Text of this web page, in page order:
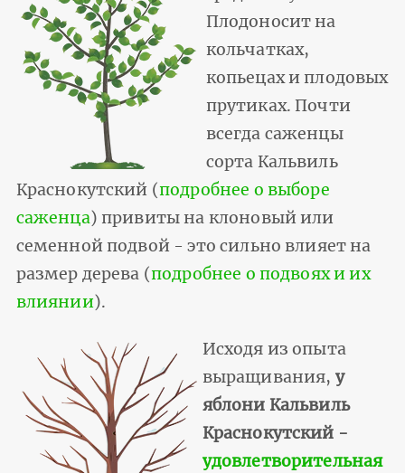
Плодоносит на
кольчатках,
копьецах и плодовых
прутиках. Почти
всегда саженцы
сорта Кальвиль
Краснокутский (подробнее о выборе
саженца) привиты на клоновый или
семенной подвой - это сильно влияет на
размер дерева (подробнее о подвоях и их
влиянии).
Исходя из опыта
выращивания, у
яблони Кальвиль
Краснокутский -
удовлетворительная